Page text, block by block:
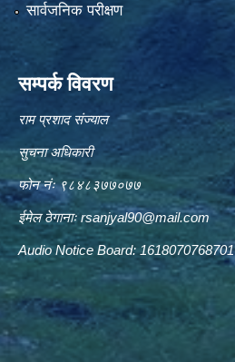
सार्वजनिक परीक्षण
सम्पर्क विवरण
राम प्रशाद संज्याल
सुचना अधिकारी
फोन नंः ९८४८३७७०७७
ईमेल ठेगानाःrsanjyal90@mail.com
Audio Notice Board: 1618070768701